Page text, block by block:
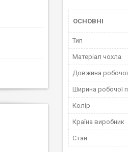
ОСНОВНІ
Тип
Матеріал чохла
Довжина
Ширина робочої
Колір
Країна виробник
Стан